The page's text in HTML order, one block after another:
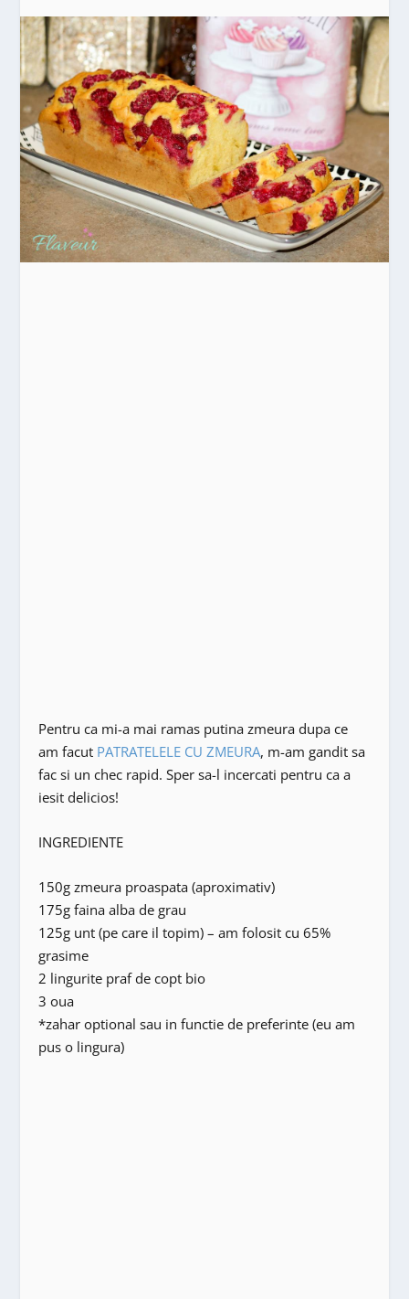
Pentru ca mi-a mai ramas putina zmeura dupa ce
am facut PATRATELELE CU ZMEURA, m-am gandit sa
fac si un chec rapid. Sper sa-l incercati pentru ca a
iesit delicios!
INGREDIENTE
150g zmeura proaspata (aproximativ)
175g faina alba de grau
125g unt (pe care il topim) – am folosit cu 65%
grasime
2 lingurite praf de copt bio
3 oua
*zahar optional sau in functie de preferinte (eu am
pus o lingura)